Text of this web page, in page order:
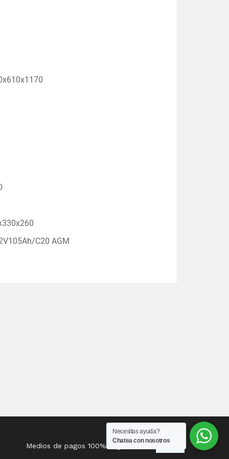
C20 AGM
Medios de pagos 100% seguros
Necesitas ayuda?
Chatea con nosotros